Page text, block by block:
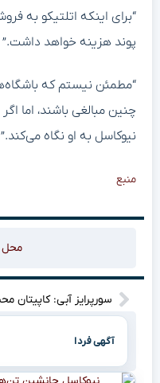
پوند هزینه خواهد داشت.”
“مطمئن نیستم که
چنین مبالغی باشند، اما
نیوکاسل به او نگاه می‌کند.”
منبع
محل
آگهی فردا